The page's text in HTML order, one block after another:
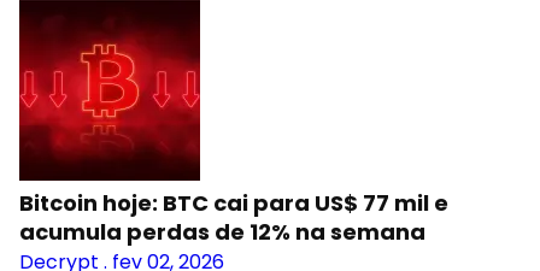
Bitcoin hoje: BTC cai para US$ 77 mil e
acumula perdas de 12% na semana
Decrypt . fev 02, 2026